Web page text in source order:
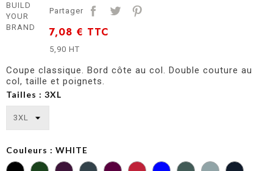
BUILD
YOUR
BRAND
Partager
7,08 € TTC
5,90 HT
Coupe classique. Bord côte au col. Double couture au
col, taille et poignets.
Tailles : 3XL
Couleurs : WHITE